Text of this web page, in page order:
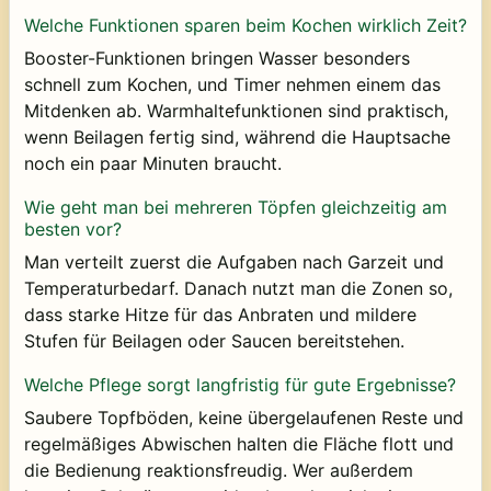
Welche Funktionen sparen beim Kochen wirklich Zeit?
Booster-Funktionen bringen Wasser besonders
schnell zum Kochen, und Timer nehmen einem das
Mitdenken ab. Warmhaltefunktionen sind praktisch,
wenn Beilagen fertig sind, während die Hauptsache
noch ein paar Minuten braucht.
Wie geht man bei mehreren Töpfen gleichzeitig am
besten vor?
Man verteilt zuerst die Aufgaben nach Garzeit und
Temperaturbedarf. Danach nutzt man die Zonen so,
dass starke Hitze für das Anbraten und mildere
Stufen für Beilagen oder Saucen bereitstehen.
Welche Pflege sorgt langfristig für gute Ergebnisse?
Saubere Topfböden, keine übergelaufenen Reste und
regelmäßiges Abwischen halten die Fläche flott und
die Bedienung reaktionsfreudig. Wer außerdem